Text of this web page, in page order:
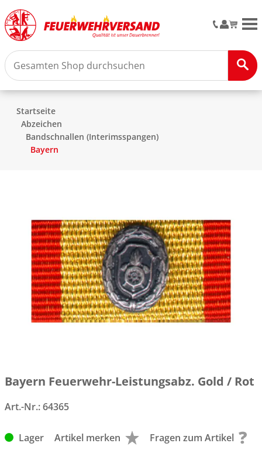
Startseite
Abzeichen
Bandschnallen (Interimsspangen)
Bayern
Bayern Feuerwehr-Leistungsabz. Gold / Rot
Art.-Nr.:64365
Lager Artikel merken Fragen zum Artikel